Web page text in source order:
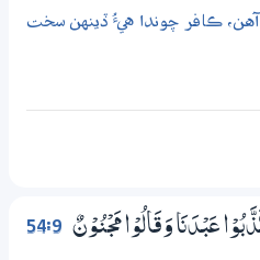
آهن، ڪافر چوندا هيءُ ڏينهن سخت
54:9
عَبْدَنَا وَقَالُوْا مَجْنُوْنٌ